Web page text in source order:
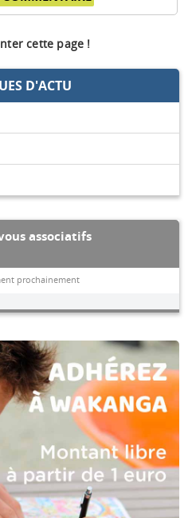
cette page !
D'ACTU
associatifs
prochainement